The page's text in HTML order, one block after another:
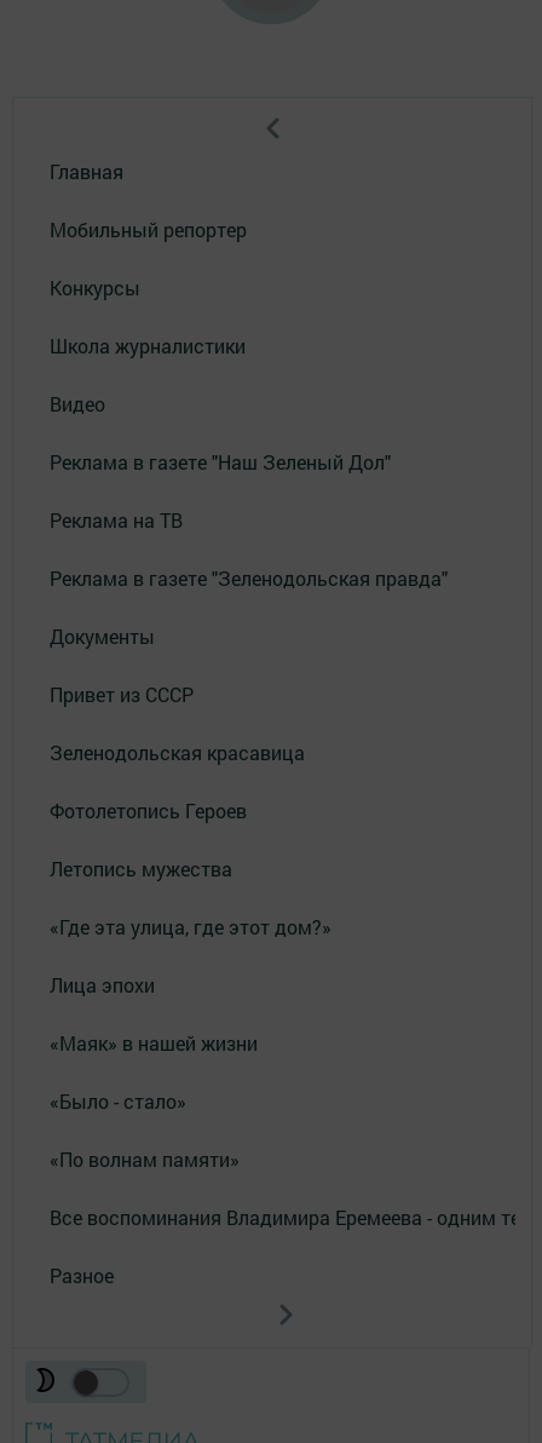
Главная
Мобильный репортер
Конкурсы
Школа журналистики
Видео
Реклама в газете "Наш Зеленый Дол"
Реклама на ТВ
Реклама в газете "Зеленодольская правда"
Документы
Привет из СССР
Зеленодольская красавица
Фотолетопись Героев
Летопись мужества
«Где эта улица, где этот дом?»
Лица эпохи
«Маяк» в нашей жизни
«Было - стало»
«По волнам памяти»
Все воспоминания Владимира Еремеева - одним
Разное